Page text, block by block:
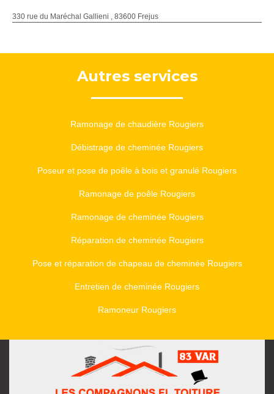
330 rue du Maréchal Gallieni , 83600 Frejus
Autres services
Ramonage de chaudière Rougiers
Débistrage de cheminée Rougiers
Poseur et pose de poêle à bois et granulé Rougiers
Ramonage de poêle Rougiers
Ramonage de cheminée Rougiers
Réparation de cheminée Rougiers
Pose et réparation de chapeau de cheminée Rougiers
Entretien de cheminée Rougiers
Ramoneur Rougiers